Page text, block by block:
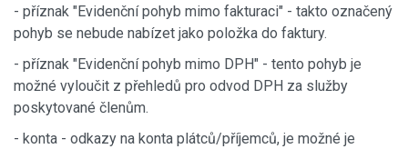
- příznak "Evidenční pohyb mimo fakturaci" - takto označený
pohyb se nebude nabízet jako položka do faktury.
- příznak "Evidenční pohyb mimo DPH" - tento pohyb je
možné vyloučit z přehledů pro odvod DPH za služby
poskytované členům.
- konta - odkazy na konta plátců/příjemců, je možné je